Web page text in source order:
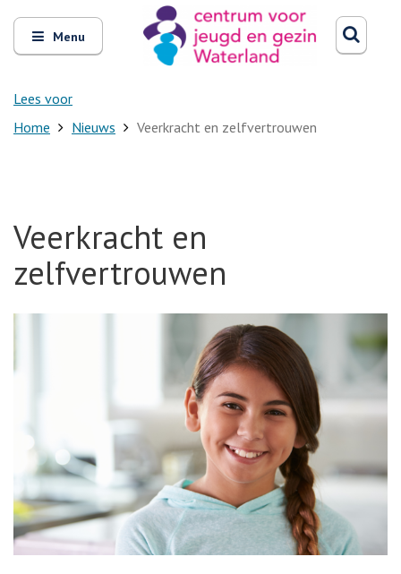
Open
en
sluit
Menu
Lees voor
Zoeken
Home Nieuws Veerkracht en zelfvertrouwen
Veerkracht en
zelfvertrouwen